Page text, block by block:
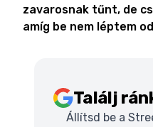
zavarosnak tűnt, de
amíg be nem léptem
Találj
Állítsd be a